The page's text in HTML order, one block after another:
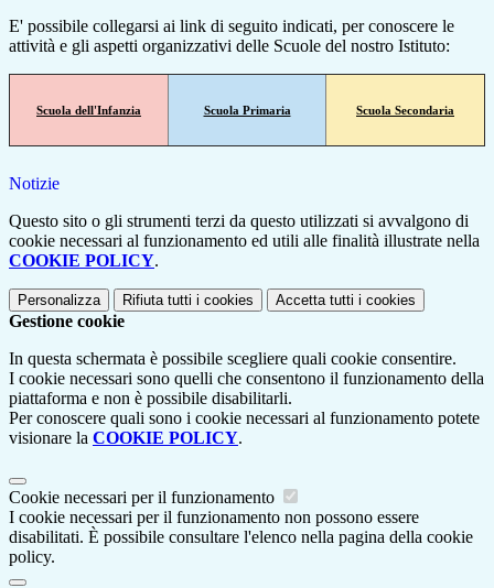
E' possibile collegarsi ai link di seguito indicati, per conoscere le
attività e gli aspetti organizzativi delle Scuole del nostro Istituto:
Scuola dell'Infanzia Scuola Primaria Scuola Secondaria
Notizie
Questo sito o gli strumenti terzi da questo utilizzati si avvalgono di
cookie necessari al funzionamento ed utili alle finalità illustrate nella
COOKIE POLICY.
Personalizza Rifiuta tutti i cookies Accetta tutti i cookies
Gestione cookie
In questa schermata è possibile scegliere quali cookie consentire.
I cookie necessari sono quelli che consentono il funzionamento della
piattaforma e non è possibile disabilitarli.
Per conoscere quali sono i cookie necessari al funzionamento potete
visionare la COOKIE POLICY.
Cookie necessari per il funzionamento
I cookie necessari per il funzionamento non possono essere
disabilitati. È possibile consultare l'elenco nella pagina della cookie
policy.